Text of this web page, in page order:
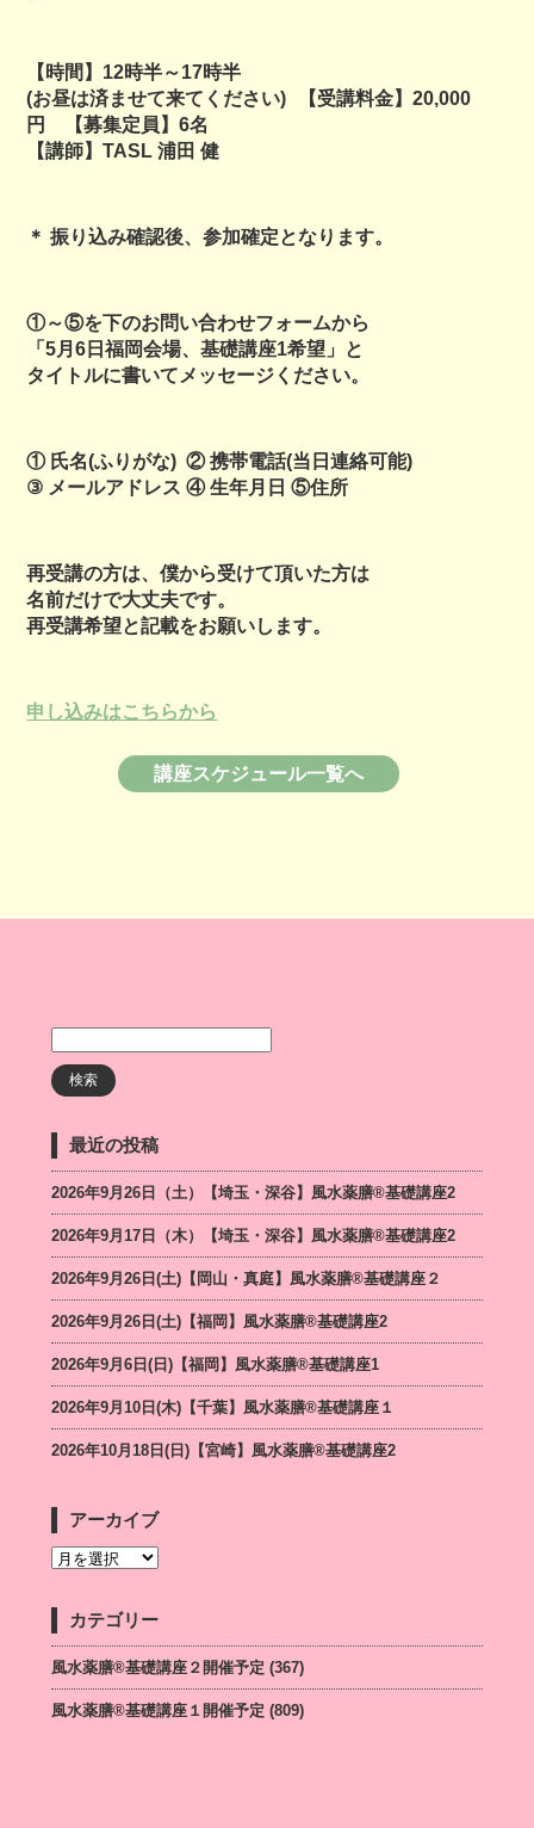
【時間】12時半～17時半
(お昼は済ませて来てください) 【受講料金】20,000
円 【募集定員】6名
【講師】TASL 浦田 健
＊ 振り込み確認後、参加確定となります。
①～⑤を下のお問い合わせフォームから
「5月6日福岡会場、基礎講座1希望」と
タイトルに書いてメッセージください。
① 氏名(ふりがな) ② 携帯電話(当日連絡可能)
③ メールアドレス ④ 生年月日 ⑤住所
再受講の方は、僕から受けて頂いた方は
名前だけで大丈夫です。
再受講希望と記載をお願いします。
申し込みはこちらから
講座スケジュール一覧へ
最近の投稿
2026年9月26日（土）【埼玉・深谷】風水薬膳®基礎講座2
2026年9月17日（木）【埼玉・深谷】風水薬膳®基礎講座2
2026年9月26日(土)【岡山・真庭】風水薬膳®基礎講座２
2026年9月26日(土)【福岡】風水薬膳®︎基礎講座2
2026年9月6日(日)【福岡】風水薬膳®︎基礎講座1
2026年9月10日(木)【千葉】風水薬膳®︎基礎講座１
2026年10月18日(日)【宮崎】風水薬膳®︎基礎講座2
アーカイブ
カテゴリー
風水薬膳®基礎講座２開催予定 (367)
風水薬膳®基礎講座１開催予定 (809)